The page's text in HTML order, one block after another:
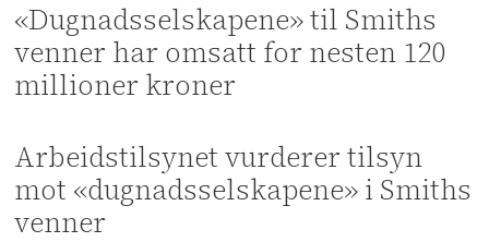
«Dugnadsselskapene» til Smiths
venner har omsatt for nesten 120
millioner kroner
Arbeidstilsynet vurderer tilsyn
mot «dugnadsselskapene» i Smiths
venner